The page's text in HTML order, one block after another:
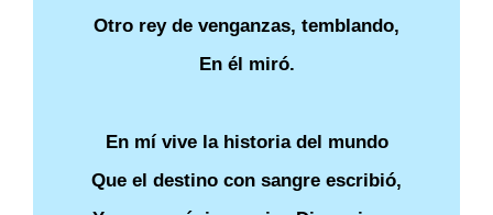
Otro rey de venganzas, temblando,
En él miró.
En mí vive la historia del mundo
Que el destino con sangre escribió,